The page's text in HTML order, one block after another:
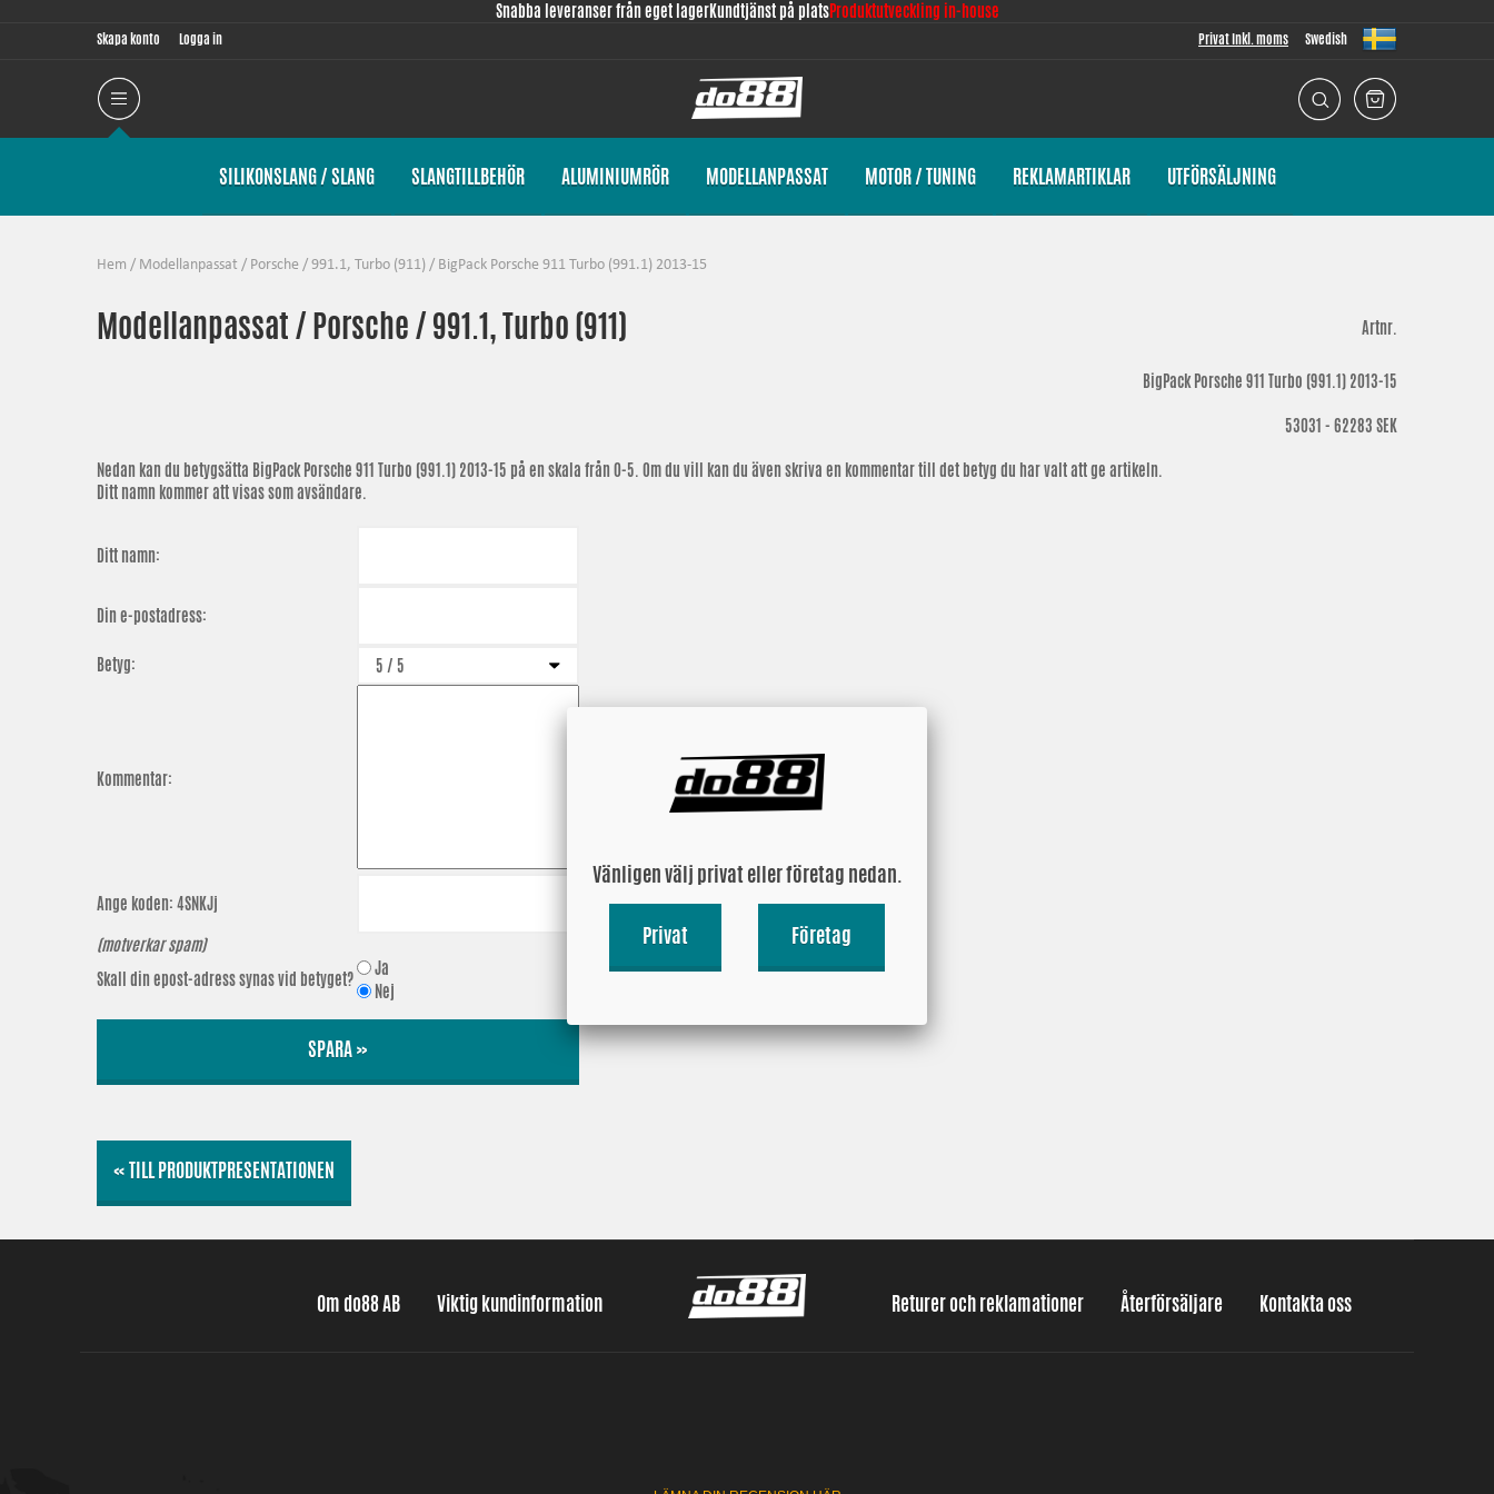
Snabba leveranser från eget lagerKundtjänst på platsProduktutveckling in-house
Skapa konto Logga in Privat Inkl. moms Swedish
SILIKONSLANG / SLANG SLANGTILLBEHÖR ALUMINIUMRÖR MODELLANPASSAT MOTOR / TUNING REKLAMARTIKLAR UTFÖRSÄLJNING
Hem / Modellanpassat / Porsche / 991.1, Turbo (911) / BigPack Porsche 911 Turbo (991.1) 2013-15
Modellanpassat / Porsche / 991.1, Turbo (911) Artnr.
BigPack Porsche 911 Turbo (991.1) 2013-15
53031 - 62283 SEK
Nedan kan du betygsätta BigPack Porsche 911 Turbo (991.1) 2013-15 på en skala från 0-5. Om du vill kan du även skriva en kommentar till det betyg du har valt att ge artikeln.
Ditt namn kommer att visas som avsändare.
Ditt namn:
Din e-postadress:
Betyg:
Kommentar:
Ange koden: 4SNKJj
(motverkar spam)
Skall din epost-adress synas vid betyget?
Ja
Nej
SPARA »
« TILL PRODUKTPRESENTATIONEN
Om do88 AB Viktig kundinformation Returer och reklamationer Återförsäljare Kontakta oss
Vänligen välj privat eller företag nedan.
Privat Företag